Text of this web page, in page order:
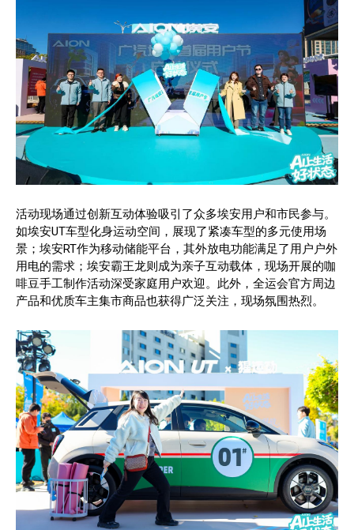
活动现场通过创新互动体验吸引了众多埃安用户和市民参与。
如埃安UT车型化身运动空间，展现了紧凑车型的多元使用场
景；埃安RT作为移动储能平台，其外放电功能满足了用户户外
用电的需求；埃安霸王龙则成为亲子互动载体，现场开展的咖
啡豆手工制作活动深受家庭用户欢迎。此外，全运会官方周边
产品和优质车主集市商品也获得广泛关注，现场氛围热烈。